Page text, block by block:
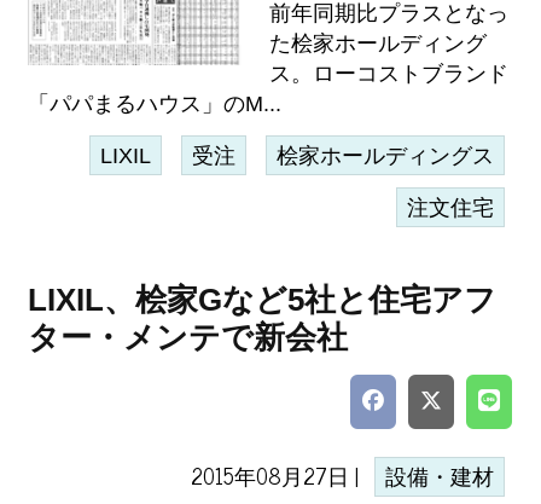
前年同期比プラスとなっ
た桧家ホールディング
ス。ローコストブランド
「パパまるハウス」のM...
LIXIL 受注 桧家ホールディングス
注文住宅
LIXIL、桧家Gなど5社と住宅アフ
ター・メンテで新会社
2015年08月27日 | 設備・建材